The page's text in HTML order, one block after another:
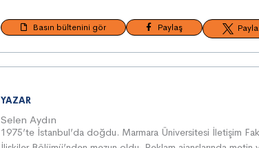
Basın bültenini gör Paylaş
YAZAR
Selen Aydın
1975’te İstanbul’da doğdu. Marmara Üniversitesi İletişim